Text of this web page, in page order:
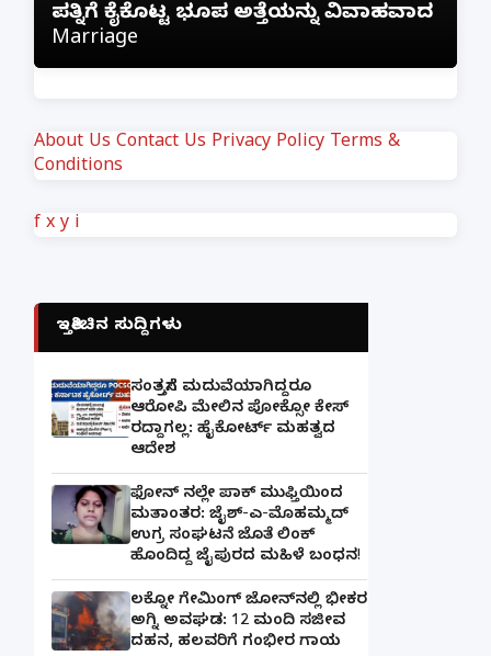
ಕಳೆದುಕೊಂಡ ಬೆಂಗಳೂರು ವ್ಯಕ್ತಿ; ಇನ್‌ಸ್ಟಾಗ್ರಾಂ
ಲಿಂಕ್ ಕ್ಲಿಕ್ ಮಾಡಿದ್ದೇ ದುಬಾರಿ ಆಯಿತು!
About Us Contact Us Privacy Policy Terms &
Conditions
f x y i
ಇತ್ತೀಚಿನ ಸುದ್ದಿಗಳು
ಸಂತ್ರಸ್ತೆಗೆ ಮದುವೆಯಾಗಿದ್ದರೂ
ಆರೋಪಿ ಮೇಲಿನ ಪೋಕ್ಸೋ ಕೇಸ್
ರದ್ದಾಗಲ್ಲ: ಹೈಕೋರ್ಟ್ ಮಹತ್ವದ
ಆದೇಶ
ಫೋನ್ ನಲ್ಲೇ ಪಾಕ್ ಮುಫ್ತಿಯಿಂದ
ಮತಾಂತರ: ಜೈಶ್-ಎ-ಮೊಹಮ್ಮದ್
ಉಗ್ರ ಸಂಘಟನೆ ಜೊತೆ ಲಿಂಕ್
ಹೊಂದಿದ್ದ ಜೈಪುರದ ಮಹಿಳೆ ಬಂಧನ!
ಲಕ್ನೋ ಗೇಮಿಂಗ್ ಜೋನ್‌ನಲ್ಲಿ ಭೀಕರ
ಅಗ್ನಿ ಅವಘಡ: 12 ಮಂದಿ ಸಜೀವ
ದಹನ, ಹಲವರಿಗೆ ಗಂಭೀರ ಗಾಯ